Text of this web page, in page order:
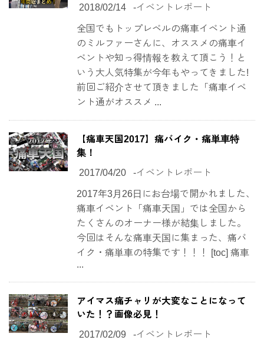
2018/02/14 -イベントレポート
全国でもトップレベルの痛車イベント通
のミルファーさんに、オススメの痛車イ
ベントや知っ得情報を教えて頂こう！と
いう大人気特集が今年もやってきました!
前回ご紹介させて頂きました「痛車イベ
ント通がオススメ ...
【痛車天国2017】痛バイク・痛単車特
集！
2017/04/20 -イベントレポート
2017年3月26日にお台場で開かれました、
痛車イベント「痛車天国」では全国から
たくさんのオーナー様が結集しました。
今回はそんな痛車天国に集まった、痛バ
イク・痛単車の特集です！！！ [toc] 痛車
...
アイマス痛チャリが大変なことになって
いた！？画像必見！
2017/02/09 -イベントレポート